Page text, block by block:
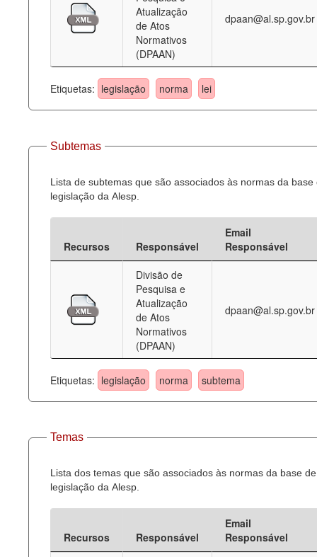
Atualização
de Atos
Normativos
(DPAAN)
dpaan@al.sp.gov.br
Etiquetas: legislação norma lei
Subtemas
Lista de subtemas que são associados às normas da base
legislação da Alesp.
Recursos Responsável
Email
Responsável
Divisão de
Pesquisa e
Atualização
de Atos
Normativos
(DPAAN)
dpaan@al.sp.gov.br
Etiquetas: legislação norma subtema
Temas
Lista dos temas que são associados às normas da base de
legislação da Alesp.
Recursos Responsável
Email
Responsável